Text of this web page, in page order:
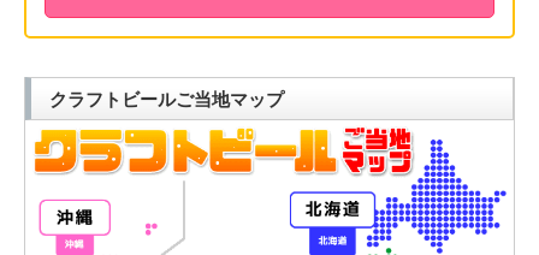
クラフトビールご当地マップ